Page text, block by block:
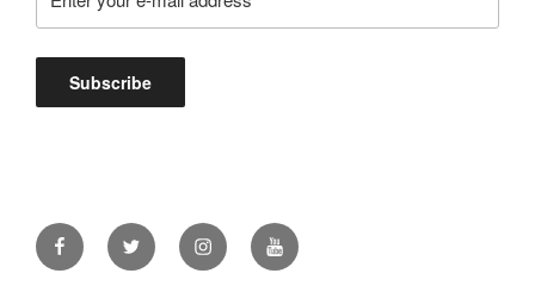
FacebookTwitter InstagramYoutube